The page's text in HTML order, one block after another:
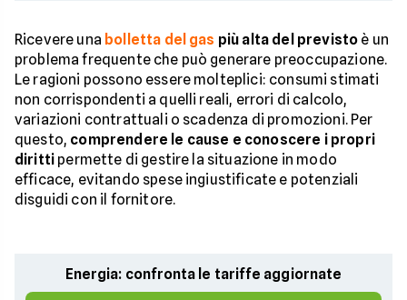
Ricevere una bolletta del gas più alta del previsto è un
problema frequente che può generare preoccupazione.
Le ragioni possono essere molteplici: consumi stimati
non corrispondenti a quelli reali, errori di calcolo,
variazioni contrattuali o scadenza di promozioni. Per
questo, comprendere le cause e conoscere i propri
diritti permette di gestire la situazione in modo
efficace, evitando spese ingiustificate e potenziali
disguidi con il fornitore.
Energia: confronta le tariffe aggiornate